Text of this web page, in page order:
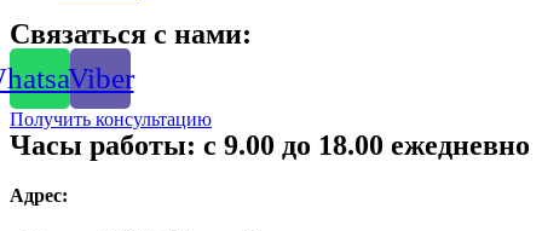
Связаться с нами:
Viber
Получить консультацию
Часы работы: с 9.00 до 18.00 ежедневно
Адрес: